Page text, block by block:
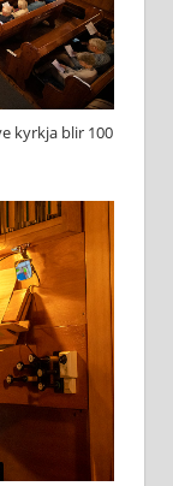
kyrkja blir 100